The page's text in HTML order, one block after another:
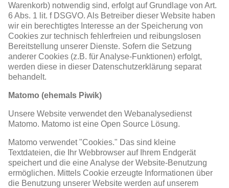
Warenkorb) notwendig sind, erfolgt auf Grundlage von Art.
6 Abs. 1 lit. f DSGVO. Als Betreiber dieser Website haben
wir ein berechtigtes Interesse an der Speicherung von
Cookies zur technisch fehlerfreien und reibungslosen
Bereitstellung unserer Dienste. Sofern die Setzung
anderer Cookies (z.B. für Analyse-Funktionen) erfolgt,
werden diese in dieser Datenschutzerklärung separat
behandelt.
Matomo (ehemals Piwik)
Unsere Website verwendet den Webanalysedienst
Matomo. Matomo ist eine Open Source Lösung.
Matomo verwendet "Cookies." Das sind kleine
Textdateien, die Ihr Webbrowser auf Ihrem Endgerät
speichert und die eine Analyse der Website-Benutzung
ermöglichen. Mittels Cookie erzeugte Informationen über
die Benutzung unserer Website werden auf unserem